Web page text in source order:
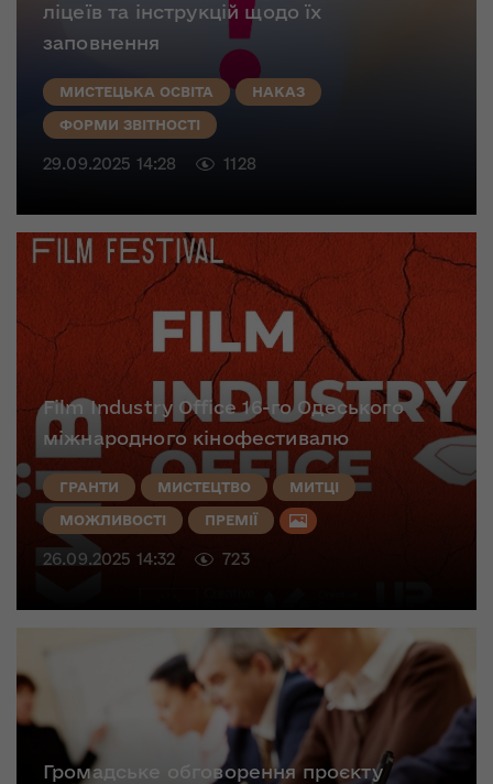
ліцеїв та інструкцій щодо їх
заповнення
МИСТЕЦЬКА ОСВІТА НАКАЗ
ФОРМИ ЗВІТНОСТІ
29.09.2025 14:28 1128
Film Industry Office 16-го Одеського
міжнародного кінофестивалю
ГРАНТИ МИСТЕЦТВО МИТЦІ
МОЖЛИВОСТІ ПРЕМІЇ
26.09.2025 14:32 723
Громадське обговорення проєкту